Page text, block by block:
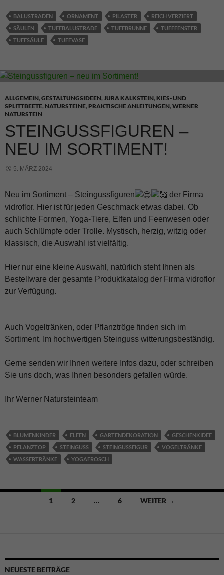
BALUSTRADEN ORNAMENT PILASTER
REICH VERZIERT
SÄULEN
TUFFBALUSTRADE TUFFBRUNNE
TUFFFENSTER
TUFFSÄULE
TUFFVASE
ALLGEMEIN, GESTALTUNGSIDEEN, JURA KALKSTEIN, KIES- UND
SPLITTBEETE, NATURSTEINE, PRAKTISCHE ANLEITUNGEN, WERNER
NATURSTEIN
STEINGUSSFIGUREN –
NEU IM SORTIMENT!
5. MÄRZ 2024
Neu im Sortiment – Steingussfiguren
der Firma
vidroflor. Hier ist für jeden Geschmack etwas dabei. Ob
schlichte Formen, Yoga-Tiere, Elfen und Feenwesen oder
auch Schlümpfe oder Trolle. Mystisch, herzig, witzig oder
klassisch, die Auswahl ist vielfältig.
Hier nur eine kleine Auswahl, natürlich steht Ihnen als
Bestellware der gesamte Produktkatalog der Firma vidroflor
zur Verfügung.
Auch Vogeltränken, oder Pflanztröge finden sich im
Sortiment. Im hochwertigen Steinguss witterungsbeständig.
Gerne senden wir Ihnen weitere Infos dazu, oder schreiben
Sie uns doch, was Ihnen besonders gefallen würde.
Ihr Werner Natursteinteam
BLUMENKINDER ELFEN GARTENDEKORATION
GESCHENKIDEE
PFLANZTOP
STEINGUSS STEINGUSSFIGUR
VOGELTRÄNKE
WASSERTRÄNKE
YOGAFROSCH
Beitragsnavigation
1 2 … 6 WEITER →
NEUESTE BEITRÄGE